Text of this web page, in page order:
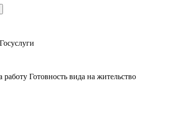
Госуслуги
работу Готовность вида на жительство